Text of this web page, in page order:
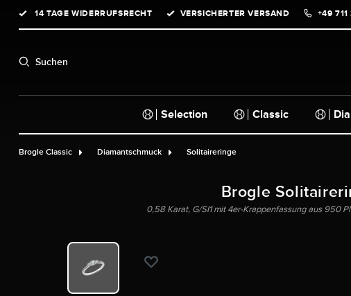
Zur Hauptnavigation springen
14 TAGE WIDERRUFSRECHT VERSICHERTER VERSAND +49
Suchen
Selection Classic
Brogle Classic Diamantschmuck Solitaireringe
Brogle
0,58 Karat, G/SI1 mit 4er-Krappenfassung aus 950